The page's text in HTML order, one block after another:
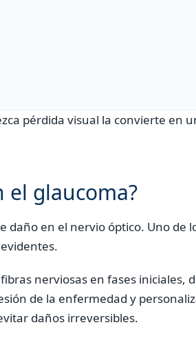
pérdida visual la convierte
el glaucoma?
en el nervio óptico. Uno de
nerviosas en fases iniciales,
de la enfermedad y
daños irreversibles.